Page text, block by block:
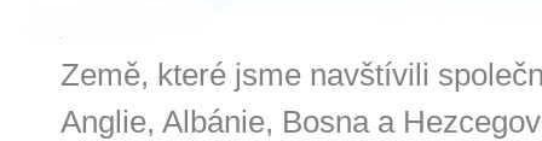
Země, které jsme navštívili
Anglie, Albánie, Bosna a